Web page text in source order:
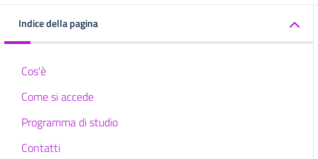
Indice della pagina
Cos'è
Come si accede
Programma di studio
Contatti